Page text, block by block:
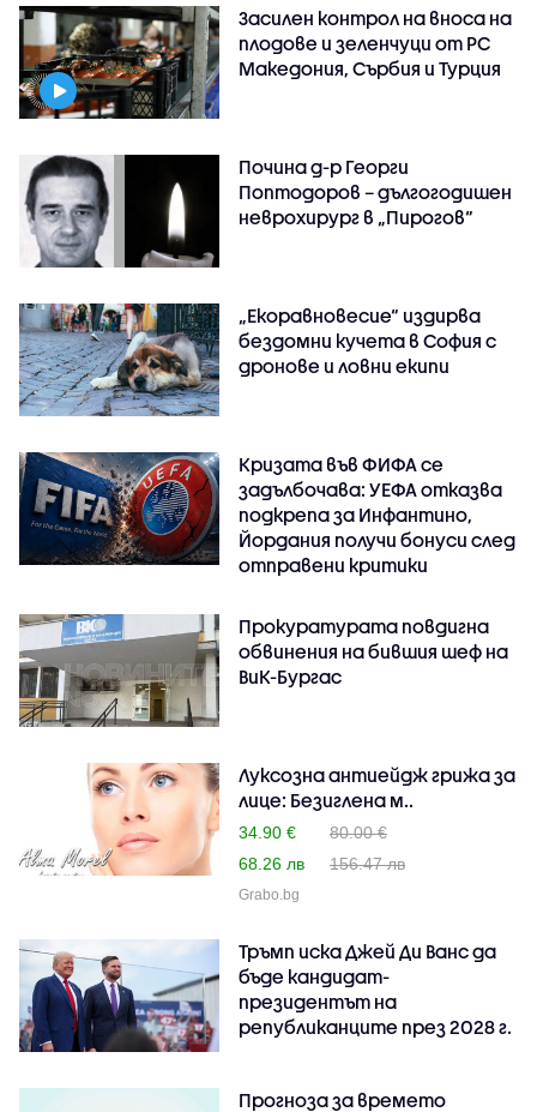
Засилен контрол на вноса на
плодове и зеленчуци от РС
Македония, Сърбия и Турция
Почина д-р Георги
Поптодоров – дългогодишен
неврохирург в „Пирогов“
„Екоравновесие“ издирва
бездомни кучета в София с
дронове и ловни екипи
Кризата във ФИФА се
задълбочава: УЕФА отказва
подкрепа за Инфантино,
Йордания получи бонуси след
отправени критики
Прокуратурата повдигна
обвинения на бившия шеф на
ВиК-Бургас
Луксозна антиейдж грижа за
лице: Безиглена м..
34.90 €
80.00 €
68.26 лв
156.47 лв
Grabo.bg
Тръмп иска Джей Ди Ванс да
бъде кандидат-
президентът на
републиканците през 2028 г.
Прогноза за времето